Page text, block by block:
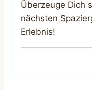
Überzeuge Dich
nächsten
Erlebnis!